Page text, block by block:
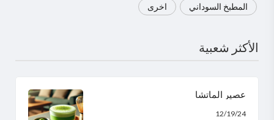
المطبخ السوداني اخرى
الأكثر شعبية
عصير الماتشا
12/19/24